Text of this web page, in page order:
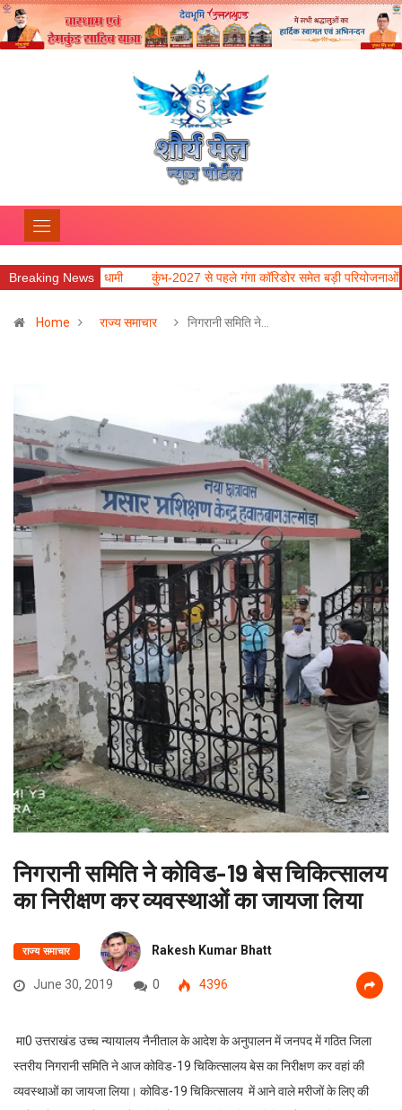
Breaking News
धामी कुंभ-2027 से पहले गंगा कॉरिडोर समेत बड़ी परियोजनाओं में तेजी लाने के
Home राज्य समाचार निगरानी समिति ने…
निगरानी समिति ने कोविड-19 बेस चिकित्सालय
का निरीक्षण कर व्यवस्थाओं का जायजा लिया
राज्य समाचार Rakesh Kumar Bhatt
June 30, 2019 0 4396
मा0 उत्तराखंड उच्च न्यायालय नैनीताल के आदेश के अनुपालन में जनपद में गठित जिला
स्तरीय निगरानी समिति ने आज कोविड-19 चिकित्सालय बेस का निरीक्षण कर वहां की
व्यवस्थाओं का जायजा लिया। कोविड-19 चिकित्सालय में आने वाले मरीजों के लिए की